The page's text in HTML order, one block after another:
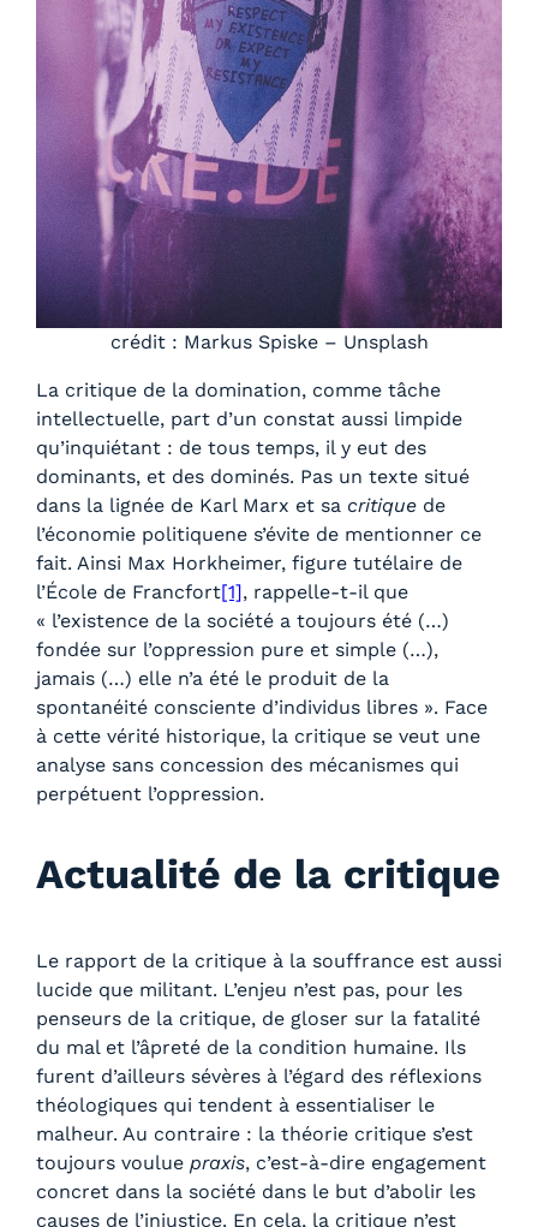
crédit : Markus Spiske – Unsplash
La critique de la domination, comme tâche
intellectuelle, part d’un constat aussi limpide
qu’inquiétant : de tous temps, il y eut des
dominants, et des dominés. Pas un texte situé
dans la lignée de Karl Marx et sa critique de
l’économie politiquene s’évite de mentionner ce
fait. Ainsi Max Horkheimer, figure tutélaire de
l’École de Francfort[1], rappelle-t-il que
« l’existence de la société a toujours été (…)
fondée sur l’oppression pure et simple (…),
jamais (…) elle n’a été le produit de la
spontanéité consciente d’individus libres ». Face
à cette vérité historique, la critique se veut une
analyse sans concession des mécanismes qui
perpétuent l’oppression.
Actualité de la critique
Le rapport de la critique à la souffrance est aussi
lucide que militant. L’enjeu n’est pas, pour les
penseurs de la critique, de gloser sur la fatalité
du mal et l’âpreté de la condition humaine. Ils
furent d’ailleurs sévères à l’égard des réflexions
théologiques qui tendent à essentialiser le
malheur. Au contraire : la théorie critique s’est
toujours voulue praxis, c’est-à-dire engagement
concret dans la société dans le but d’abolir les
causes de l’injustice. En cela, la critique n’est